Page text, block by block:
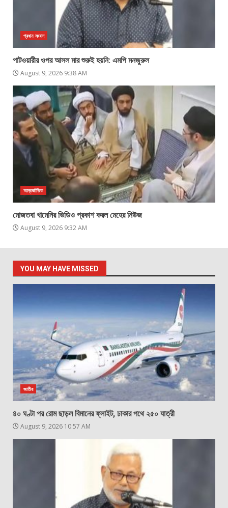
প্রধান সংবাদ
পাটওয়ারীর ওপর আসল মার শুরুই হয়নি: এমপি মনজুরুল
August 9, 2026 9:38 AM
আন্তর্জাতিক
মোজতবা খামেনির ভিডিও প্রকাশ করল মেহের নিউজ
August 9, 2026 9:32 AM
YOU MAY HAVE MISSED
জাতীয়
৪০ ঘণ্টা পর রোম ছাড়ল বিমানের ফ্লাইট, ঢাকার পথে ২৫০ যাত্রী
August 9, 2026 10:57 AM